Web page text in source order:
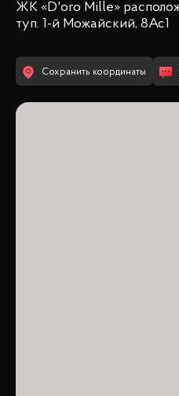
ЖК «D'oro Mille»
туп. 1-й Можайский, 8Ас1
Сохранить координаты